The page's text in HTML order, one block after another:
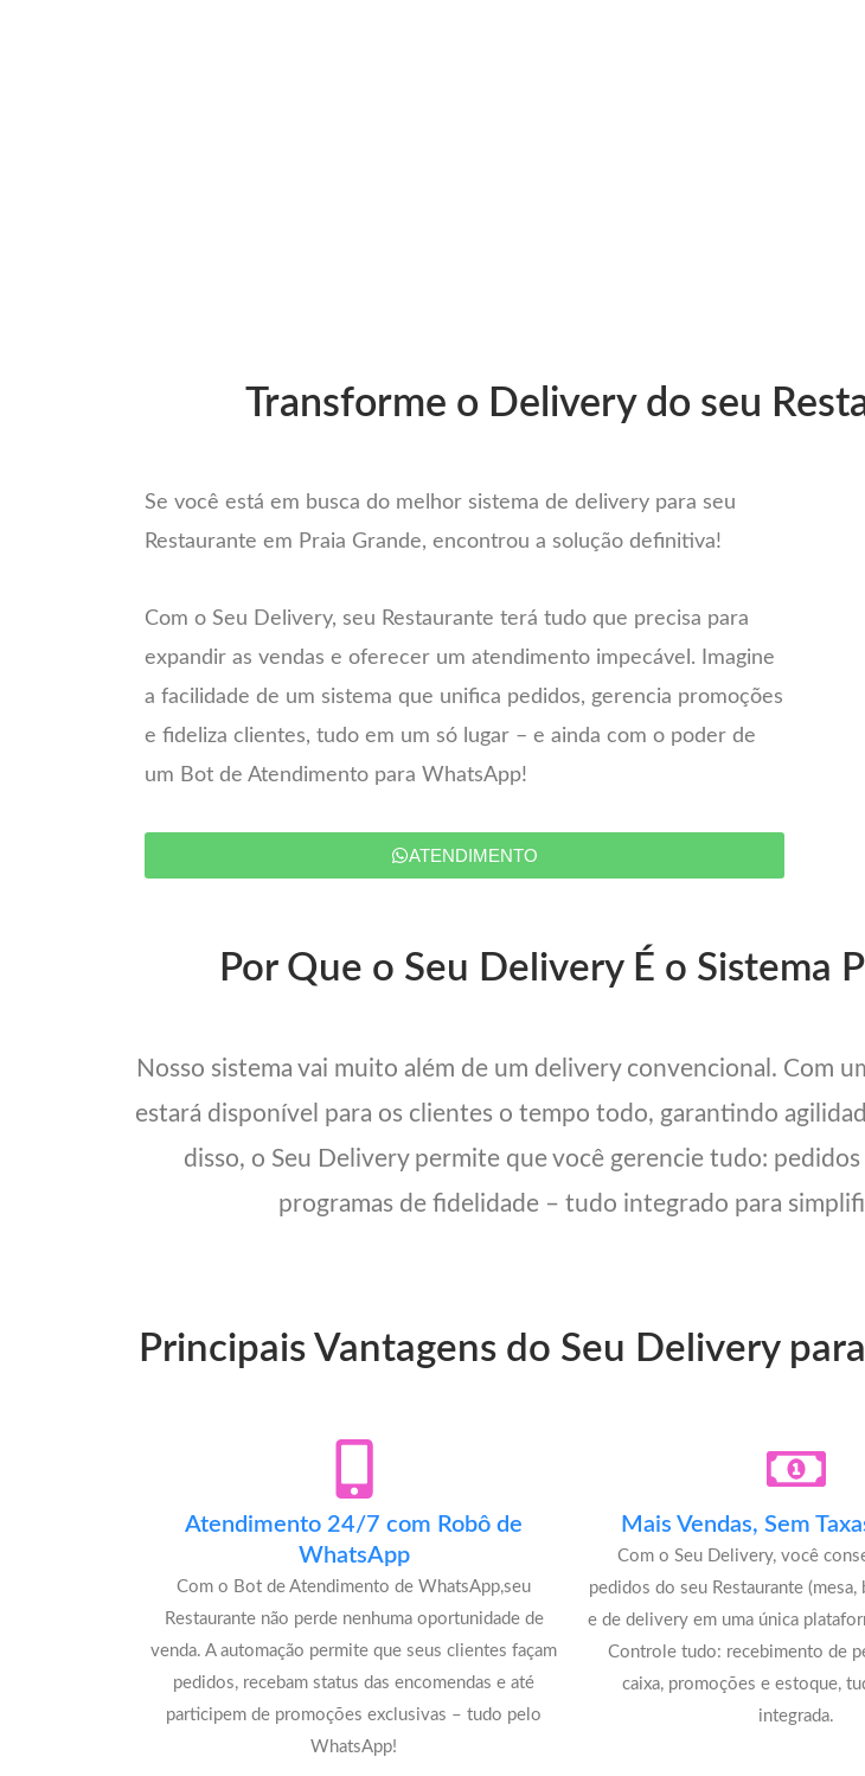
Transforme o Delivery do seu
Se você está em busca do melhor sistema de delivery para seu
Restaurante em Praia Grande, encontrou a solução definitiva!
Com o Seu Delivery, seu Restaurante terá tudo que precisa para
expandir as vendas e oferecer um atendimento impecável. Imagine
a facilidade de um sistema que unifica pedidos, gerencia promoções
e fideliza clientes, tudo em um só lugar – e ainda com o poder de
um Bot de Atendimento para WhatsApp!
ATENDIMENTO
Por Que o Seu Delivery É o Sistema
Nosso sistema vai muito além de um delivery convencional. Com
estará disponível para os clientes o tempo todo, garantindo
disso, o Seu Delivery permite que você gerencie tudo:
programas de fidelidade – tudo integrado para
Principais Vantagens do Seu Delivery
Atendimento 24/7 com Robô de
WhatsApp
Com o Bot de Atendimento de WhatsApp,seu
Restaurante não perde nenhuma oportunidade de
venda. A automação permite que seus clientes façam
pedidos, recebam status das encomendas e até
participem de promoções exclusivas – tudo pelo
WhatsApp!
Mais Vendas, Sem
Com o Seu Delivery, você
pedidos do seu Restaurante (mesa,
e de delivery em uma única
Controle tudo: recebimento de
caixa, promoções e estoque,
integrada.